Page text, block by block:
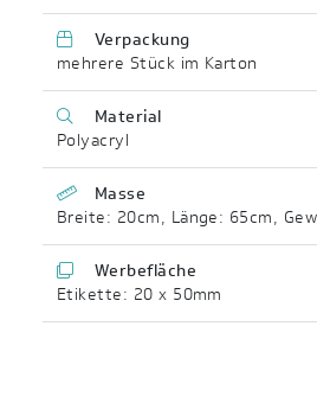
Verpackung
mehrere Stück im Karton
Material
Polyacryl
Masse
Breite: 20cm, Länge: 65cm,
Werbefläche
Etikette: 20 x 50mm